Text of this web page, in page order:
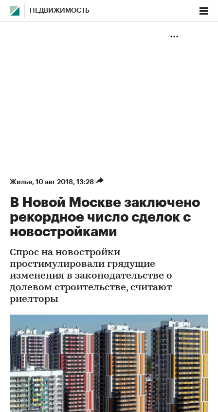
НЕДВИЖИМОСТЬ
Жилье⁠, 10 авг 2018, 13:28
В Новой Москве заключено
рекордное число сделок с
новостройками
Спрос на новостройки
простимулировали грядущие
изменения в законодательстве о
долевом строительстве, считают
риелторы